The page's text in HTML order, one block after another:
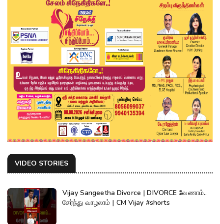
VIDEO STORIES
Vijay Sangeetha Divorce | DIVORCE வேணாம்..
சேர்ந்து வாழலாம் | CM Vijay #shorts